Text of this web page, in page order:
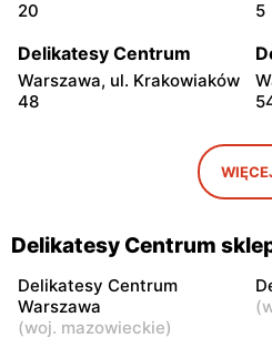
20
5
Delikatesy Centrum
Warszawa, ul. Krakowiaków
48
Delikatesy Centrum
Warszawa, ul. Kłobucka 8b
8
Delikatesy Centrum
Delikatesy Centrum
Delikatesy Centrum
Warszawa
(woj. mazowieckie)
(